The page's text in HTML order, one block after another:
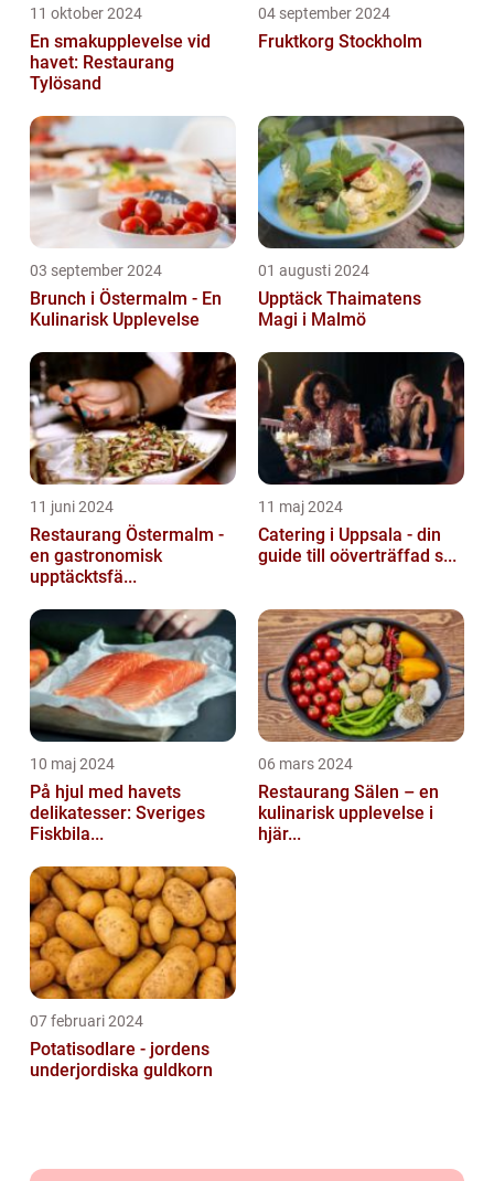
11 oktober 2024
En smakupplevelse vid
havet: Restaurang
Tylösand
04 september 2024
Fruktkorg Stockholm
03 september 2024
Brunch i Östermalm - En
Kulinarisk Upplevelse
01 augusti 2024
Upptäck Thaimatens
Magi i Malmö
11 juni 2024
Restaurang Östermalm -
en gastronomisk
upptäcktsfä...
11 maj 2024
Catering i Uppsala - din
guide till oöverträffad s...
10 maj 2024
På hjul med havets
delikatesser: Sveriges
Fiskbila...
06 mars 2024
Restaurang Sälen – en
kulinarisk upplevelse i
hjär...
07 februari 2024
Potatisodlare - jordens
underjordiska guldkorn